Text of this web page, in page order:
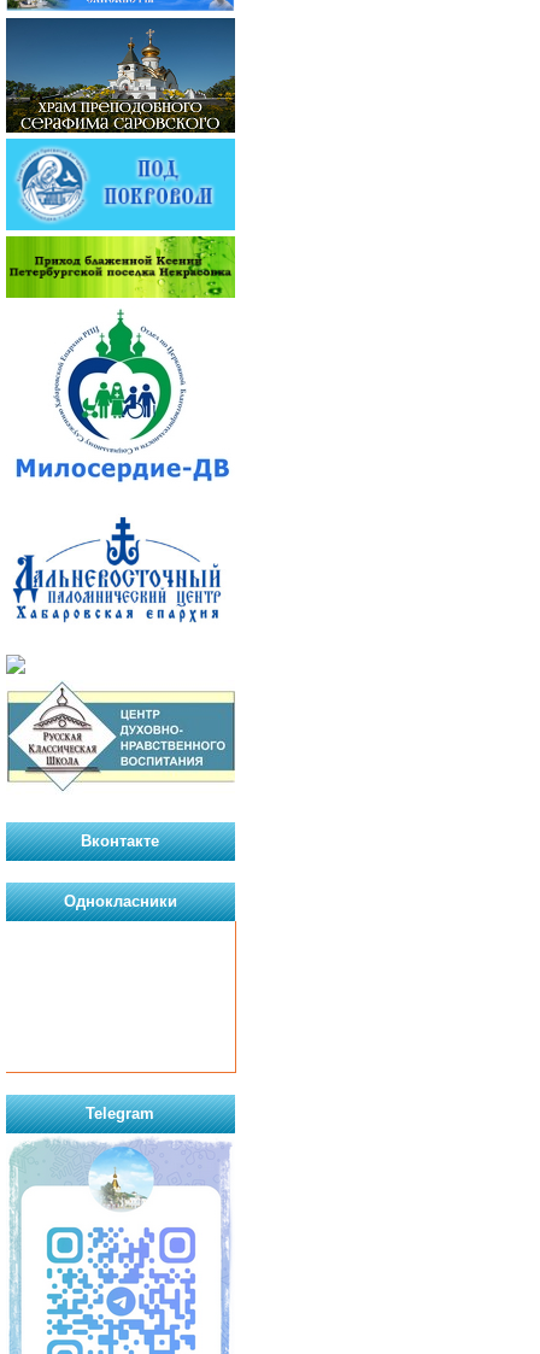
Вконтакте
Однокласники
Telegram